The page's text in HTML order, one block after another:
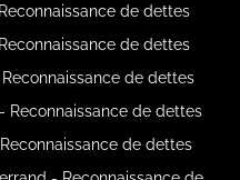
de dettes
de dettes
de dettes
Reconnaissance de dettes
de dettes